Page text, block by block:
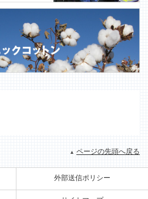
ページの先頭へ戻る
外部送信ポリシー